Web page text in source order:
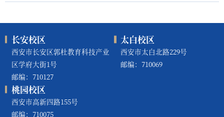
长安校区
西安市长安区郭杜教育科技产业
区学府大街1号
邮编：710127
太白校区
西安市太白北路229号
邮编：710069
桃园校区
西安市高新四路155号
邮编：710075